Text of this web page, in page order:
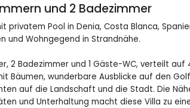
und 2 Badezimmer
privatem Pool in Denia, Costa Blanca,
und Wohngegend in Strandnähe.
2 Badezimmer und 1 Gäste-WC, verteilt auf
Bäumen, wunderbare Ausblicke auf den
auf die Landschaft und die Stadt. Die
und Unterhaltung macht diese Villa zu